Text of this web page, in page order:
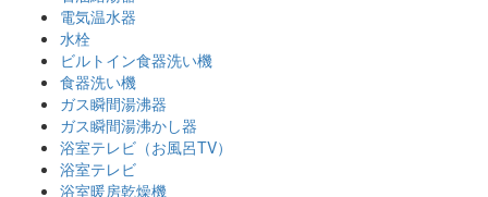
電気温水器
水栓
ビルトイン食器洗い機
食器洗い機
ガス瞬間湯沸器
ガス瞬間湯沸かし器
浴室テレビ（お風呂TV）
浴室テレビ
浴室暖房乾燥機